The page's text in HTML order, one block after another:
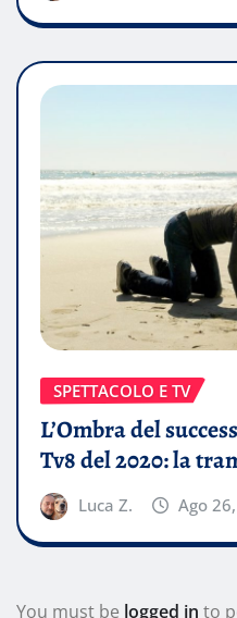
SPETTACOLO E TV
L’Ombra del
Tv8 del 2020: la
Luca Z. Ago
You must be logged in to